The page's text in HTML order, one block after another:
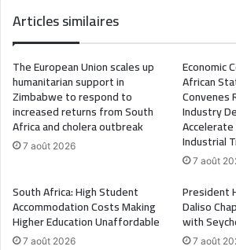
Articles similaires
The European Union scales up
humanitarian support in
Zimbabwe to respond to
increased returns from South
Africa and cholera outbreak
7 août 2026
Economic
African
Convenes
Industry
Industrial
7 août
South Africa: High Student
Accommodation Costs Making
Higher Education Unaffordable
7 août 2026
President
Daliso
with
7 août